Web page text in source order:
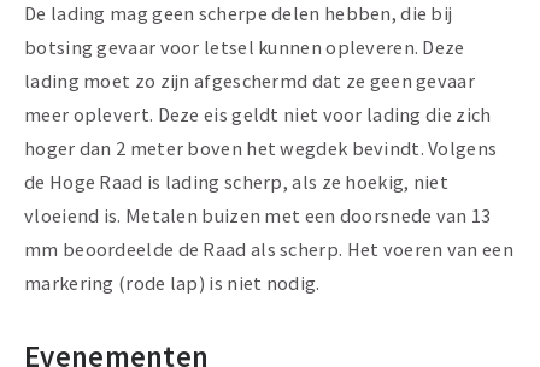
De lading mag geen scherpe delen hebben, die bij
botsing gevaar voor letsel kunnen opleveren. Deze
lading moet zo zijn afgeschermd dat ze geen gevaar
meer oplevert. Deze eis geldt niet voor lading die zich
hoger dan 2 meter boven het wegdek bevindt. Volgens
de Hoge Raad is lading scherp, als ze hoekig, niet
vloeiend is. Metalen buizen met een doorsnede van 13
mm beoordeelde de Raad als scherp. Het voeren van een
markering (rode lap) is niet nodig.
Evenementen